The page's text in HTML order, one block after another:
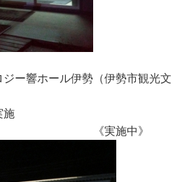
ー響ホール伊勢（伊勢市観光文
施中》